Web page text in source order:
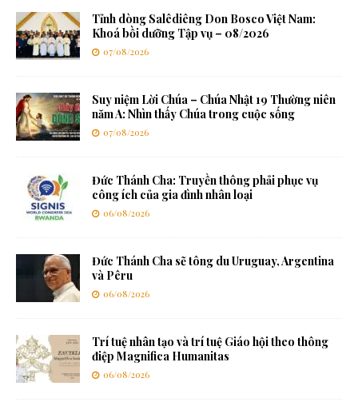
Tỉnh dòng Salêdiêng Don Bosco Việt Nam:
Khoá bồi dưỡng Tập vụ – 08/2026
07/08/2026
Suy niệm Lời Chúa – Chúa Nhật 19 Thường niên
năm A: Nhìn thấy Chúa trong cuộc sống
07/08/2026
Đức Thánh Cha: Truyền thông phải phục vụ
công ích của gia đình nhân loại
06/08/2026
Đức Thánh Cha sẽ tông du Uruguay, Argentina
và Pêru
06/08/2026
Trí tuệ nhân tạo và trí tuệ Giáo hội theo thông
điệp Magnifica Humanitas
06/08/2026